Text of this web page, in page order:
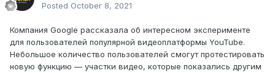
Posted October 8, 2021
Компания Google рассказала об интересном эксперименте
для пользователей популярной видеоплатформы YouTube.
Небольшое количество пользователей смогут протестировать
новую функцию — участки видео, которые показались другим